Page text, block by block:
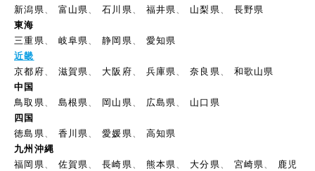
新潟県
富山県 、石川県 福井県 山梨県
長野県
東海
三重県
岐阜県 、静岡県
愛知県
近畿
京都府
滋賀県 大阪府 兵庫県 、奈良県
和歌山県
中国
鳥取県
島根県 岡山県 広島県
山口県
四国
徳島県
香川県 、愛媛県
高知県
九州沖縄
福岡県
佐賀県 、長崎県 熊本県 大分県 宮崎県
鹿児